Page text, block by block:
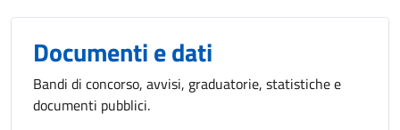
Documenti e dati
Bandi di concorso, avvisi, graduatorie, statistiche e
documenti pubblici.